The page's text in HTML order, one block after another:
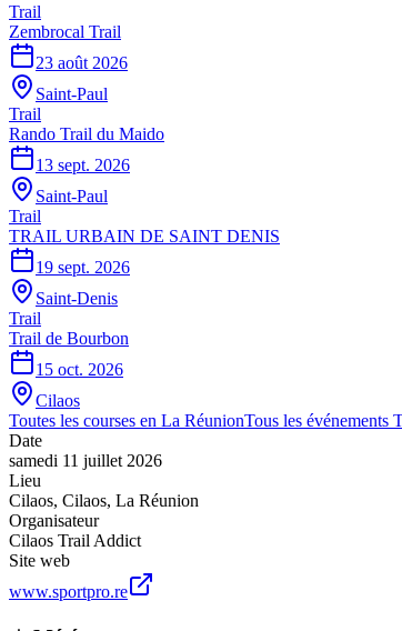
Trail
Zembrocal Trail
23 août 2026
Saint-Paul
Trail
Rando Trail du Maido
13 sept. 2026
Saint-Paul
Trail
TRAIL URBAIN DE SAINT DENIS
19 sept. 2026
Saint-Denis
Trail
Trail de Bourbon
15 oct. 2026
Cilaos
Toutes les courses en La RéunionTous les événements
Date
samedi 11 juillet 2026
Lieu
Cilaos, Cilaos, La Réunion
Organisateur
Cilaos Trail Addict
Site web
www.sportpro.re